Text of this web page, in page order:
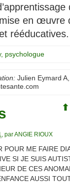
en œuvre
rééducatives.
psychologue
Julien Eymard A
⬆
, parANGIE RIOUX
POUR ME FAIRE
SI JE SUIS
DE CES
AUSSI